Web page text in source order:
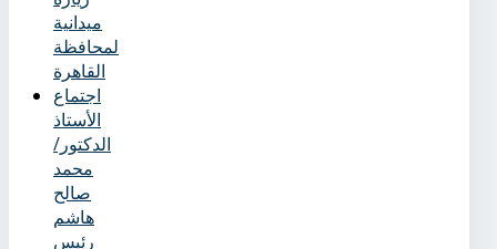
ميدانية
لمحافظة
القاهرة
اجتماع
الأستاذ
الدكتور/
محمد
صالح
هاشم
رئيس